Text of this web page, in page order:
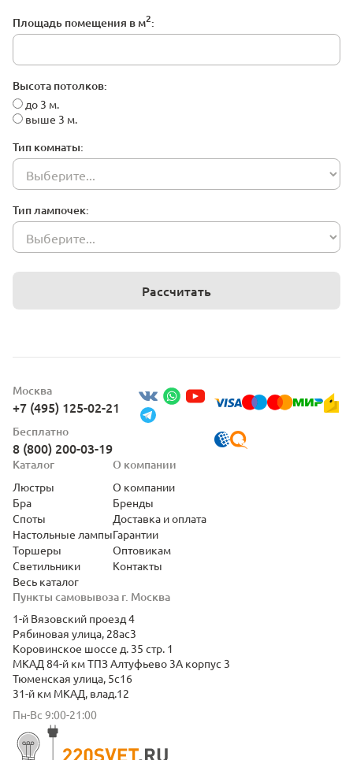
Площадь помещения в м2:
Высота потолков:
до 3 м.
выше 3 м.
Тип комнаты:
Тип лампочек:
Рассчитать
Москва
+7 (495) 125-02-21
Бесплатно
8 (800) 200-03-19
Пункты самовывоза г. Москва
1-й Вязовский проезд 4
Рябиновая улица, 28ас3
Коровинское шоссе д. 35 стр. 1
МКАД 84-й км ТПЗ Алтуфьево 3А корпус 3
Тюменская улица, 5с16
31-й км МКАД, влад.12
Пн-Вс 9:00-21:00
Каталог
Люстры
Бра
Споты
Настольные лампы
Торшеры
Светильники
Весь каталог
О компании
О компании
Бренды
Доставка и оплата
Гарантии
Оптовикам
Контакты